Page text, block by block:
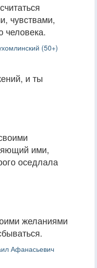
чувствами,
человека.
(50+)
и ты
ими,
оседлала
желаниями
Афанасьевич